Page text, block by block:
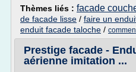
Thèmes liés : facade
de facade lisse / faire un
enduit facade taloche /
Prestige facade -
aérienne imitation ...